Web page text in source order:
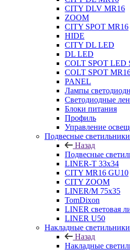
CITY DLV MR16
ZOOM
CITY SPOT MR16
HIDE
CITY DL LED
DL LED
COLT SPOT LED
COLT SPOT
PANEL
Лампы
Светодиодные
Блоки питания
Профиль
Управление
Подвесные светильники
Назад
Подвесные
LINER-T 33x34
CITY MR16 GU10
CITY ZOOM
LINER/M 75х35
TomDixon
LINER световая
LINER U50
Накладные светильники
Назад
Накладные